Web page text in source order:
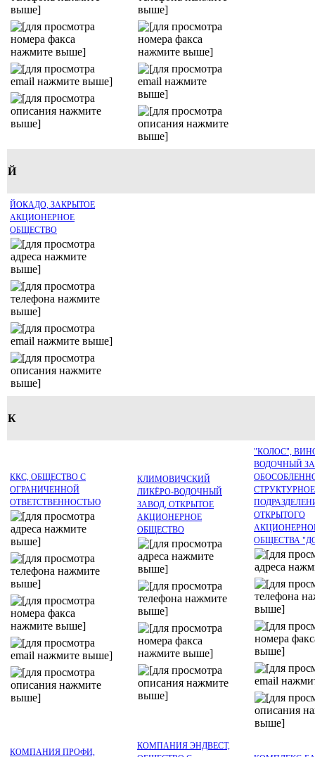
Й
ЙОКАДО, ЗАКРЫТОЕ
АКЦИОНЕРНОЕ
ОБЩЕСТВО
К
ККС, ОБЩЕСТВО С
ОГРАНИЧЕННОЙ
ОТВЕТСТВЕННОСТЬЮ
КЛИМОВИЧСКИЙ
ЛИКЁРО-ВОДОЧНЫЙ
ЗАВОД, ОТКРЫТОЕ
АКЦИОНЕРНОЕ
ОБЩЕСТВО
"КОЛОС",
ВОДОЧНЫЙ
СТРУКТУРНОЕ
ОТКРЫТОГО
ОБЩЕСТВА
КОМПАНИЯ ПРОФИ,
КОМПАНИЯ ЭНДВЕСТ,